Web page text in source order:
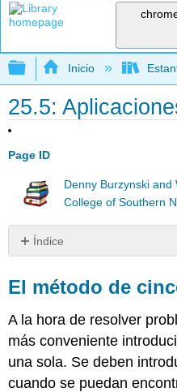
Expandir/
Inicio
25.5:
Page ID
Denny Burzynski and
College of Southern
Índice
método
de
cinco
pasos
Conjunto
de
muestras
El método de
A la hora de resolver
más conveniente
una sola. Se deben
cuando se puedan